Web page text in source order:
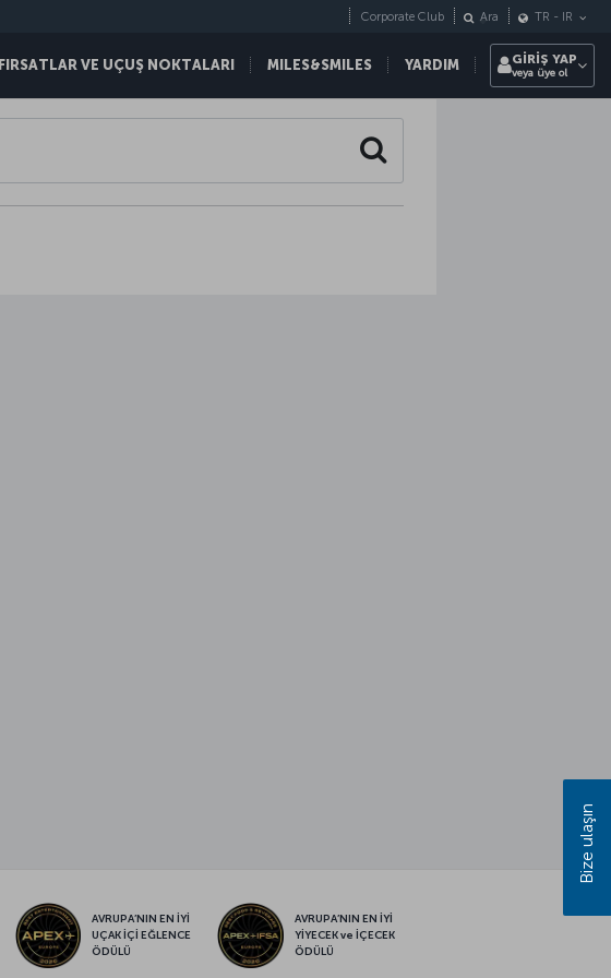
FIRSATLAR VE UÇUŞ NOKTALARI MILES&SMILES YARDIM
Corporate Club Ara TR - IR
GİRİŞ YAP
veya üye ol
Search
AVRUPA’NIN EN İYİ
UÇAK İÇİ EĞLENCE
ÖDÜLÜ
AVRUPA’NIN EN İYİ
YİYECEK ve İÇECEK
ÖDÜLÜ
Bize ulaşın